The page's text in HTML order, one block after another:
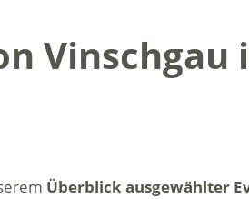
Vinschgau
Überblick ausgewählter